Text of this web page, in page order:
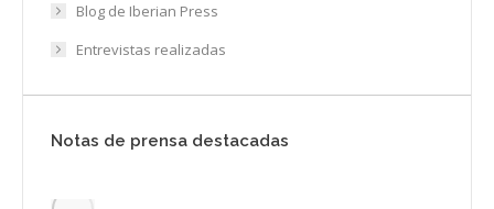
Blog de Iberian Press
Entrevistas realizadas
Notas de prensa destacadas